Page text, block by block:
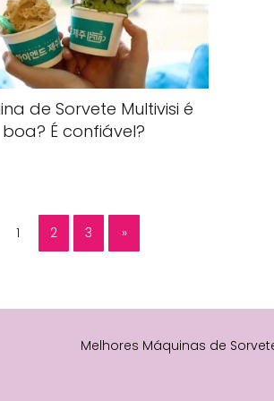
de Sorvete Multivisi é
boa? É confiável?
1 2 3 »
Melhores Máquinas de